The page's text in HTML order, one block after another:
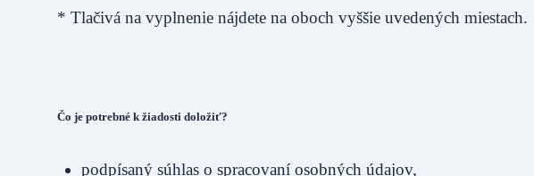
* Tlačivá na vyplnenie nájdete na oboch vyššie uvedených miestach.
Čo je potrebné k žiadosti doložiť?
podpísaný súhlas o spracovaní osobných údajov,